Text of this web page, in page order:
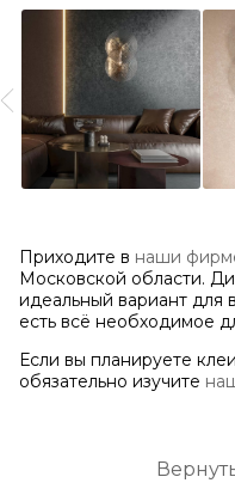
Приходите в наши
Московской области.
идеальный вариант для
есть всё необходимое
Если вы планируете
обязательно изучите